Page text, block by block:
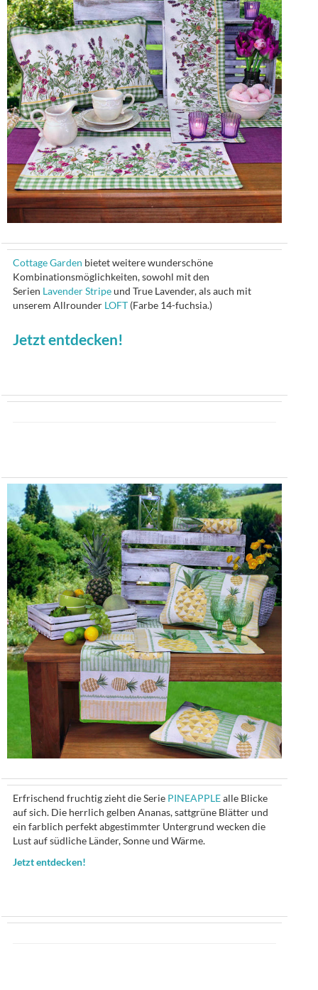
Cottage Garden bietet weitere wunderschöne
Kombinationsmöglichkeiten, sowohl mit den
Serien Lavender Stripeund True Lavender, als auch mit
unserem Allrounder LOFT (Farbe 14-fuchsia.)
Jetzt entdecken!
Erfrischend fruchtig zieht die Serie PINEAPPLEalle Blicke
auf sich. Die herrlich gelben Ananas, sattgrüne Blätter und
ein farblich perfekt abgestimmter Untergrund wecken die
Lust auf südliche Länder, Sonne und Wärme.
Jetzt entdecken!